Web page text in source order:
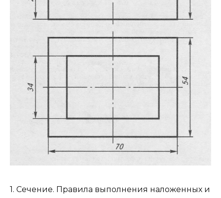
1. Сечение. Правила выполнения наложенных и